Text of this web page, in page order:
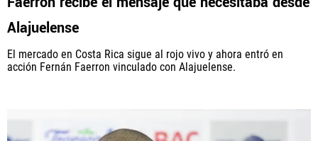
Alajuelense
El mercado en Costa Rica sigue al rojo vivo y ahora entró en
acción Fernán Faerron vinculado con Alajuelense.